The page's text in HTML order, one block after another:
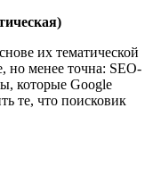
их тематической
но менее точна: SEO-
которые Google
те, что поисковик